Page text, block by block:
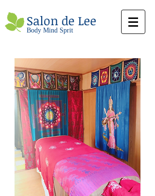
Salon de Lee​
Body Mind Sprit